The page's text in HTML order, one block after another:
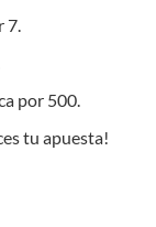
7.
por 500.
tu apuesta!